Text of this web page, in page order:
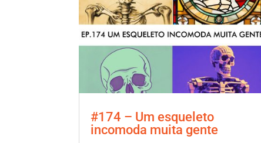
#174 – Um esqueleto
incomoda muita gente